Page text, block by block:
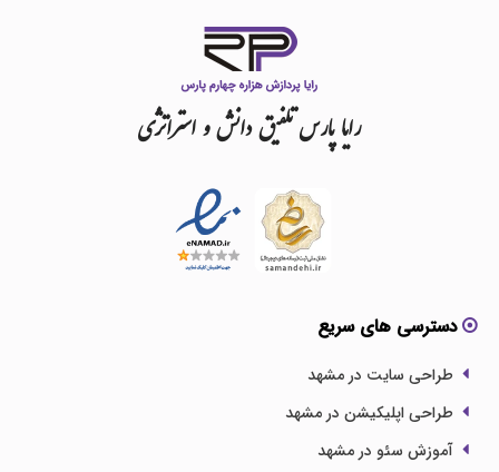
رایاپارستلفیقدانشواستراتژی
دسترسی های سریع
طراحی سایت در مشهد
طراحی اپلیکیشن در مشهد
آموزش سئو در مشهد